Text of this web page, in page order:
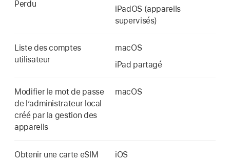
Perdu
iPadOS (appareils
supervisés)
Liste des comptes
utilisateur
macOS
iPad partagé
Modifier le mot de passe
de lʼadministrateur local
créé par la gestion des
appareils
macOS
Obtenir une carte eSIM
iOS